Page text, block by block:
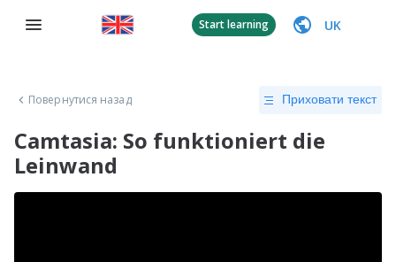
Start learning UK
Повернутися назад Приховати текст
Camtasia: So funktioniert die
Leinwand